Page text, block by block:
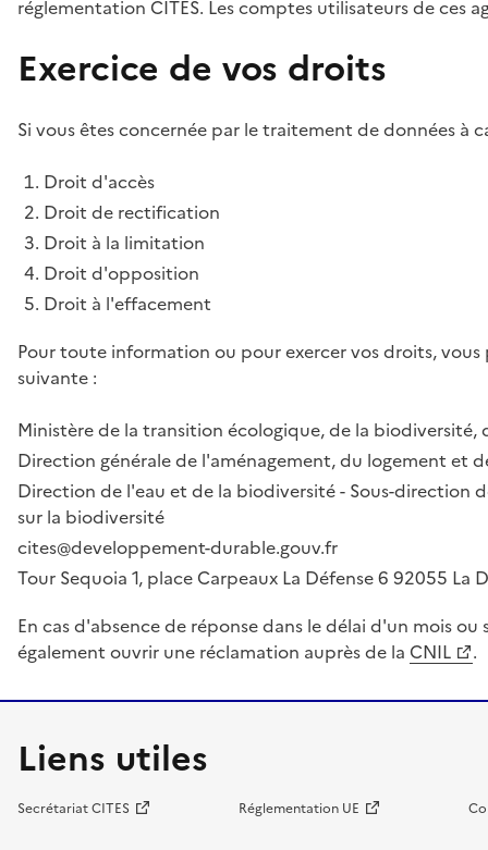
réglementation CITES. Les comptes utilisateurs de ces
Exercice de vos droits
Si vous êtes concernée par le traitement de données à
Droit d'accès
Droit de rectification
Droit à la limitation
Droit d'opposition
Droit à l'effacement
Pour toute information ou pour exercer vos droits,
suivante :
Ministère de la transition écologique, de la biodiversité,
Direction générale de l'aménagement, du logement et
Direction de l'eau et de la biodiversité - Sous-direction
sur la biodiversité
cites@developpement-durable.gouv.fr
Tour Sequoia 1, place Carpeaux La Défense 6 92055 La
En cas d'absence de réponse dans le délai d'un mois
également ouvrir une réclamation auprès de la CNIL .
Liens utiles
Secrétariat CITES Réglementation UE